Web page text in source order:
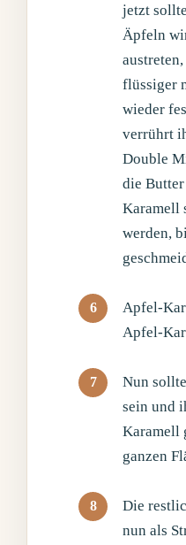
jetzt
Äpfeln
flüssiger
wieder
verrührt
Double
die Butter
Karamell
werden,
Apfel-
Apfel-
Nun
sein und
Karamell
ganzen
Die
nun als